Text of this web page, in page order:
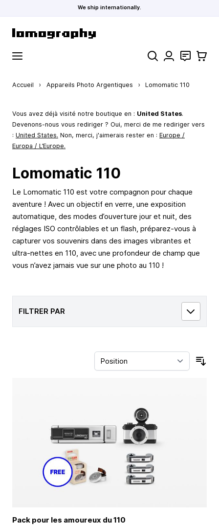
We ship internationally.
RechercherContact
Panier
Accueil › Appareils Photo Argentiques › Lomomatic 110
Vous avez déjà visité notre boutique en : United States.
Devenons-nous vous rediriger ? Oui, merci de me rediriger vers
: United States. Non, merci, j'aimerais rester en : Europe /
Europa / L’Europe.
Lomomatic 110
Le Lomomatic 110 est votre compagnon pour chaque
aventure ! Avec un objectif en verre, une exposition
automatique, des modes d’ouverture jour et nuit, des
réglages ISO contrôlables et un flash, préparez-vous à
capturer vos souvenirs dans des images vibrantes et
ultra-nettes en 110, avec une profondeur de champ que
vous n’avez jamais vue sur une photo au 110 !
FILTRER PAR
Pack pour les amoureux du 110